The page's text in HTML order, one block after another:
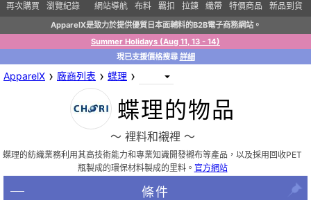
再次購買
瀏覽紀錄 網站導航 布料 羈扣 拉鍊 織帶 特價商品 新品到貨
ApparelX是致力於提供優質日本面輔料的B2B電子商務網站。
Summer Holidays (Aug 11, 13 - 14)
現已支援價格搜尋 詳細
ApparelX › 廠商列表 › 蝶理 ›
蝶理的物品
〜 裡料和襯裡 〜
蝶理的紡織業務利用其高技術能力和專業知識開發襯布等產品，以及採用回收PET
瓶製成的環保材料製成的里料。 官方網站
條件